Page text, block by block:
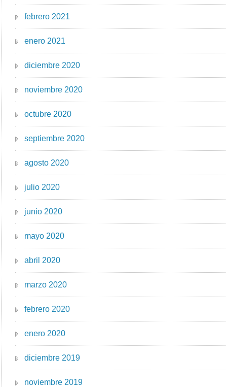
febrero 2021
enero 2021
diciembre 2020
noviembre 2020
octubre 2020
septiembre 2020
agosto 2020
julio 2020
junio 2020
mayo 2020
abril 2020
marzo 2020
febrero 2020
enero 2020
diciembre 2019
noviembre 2019